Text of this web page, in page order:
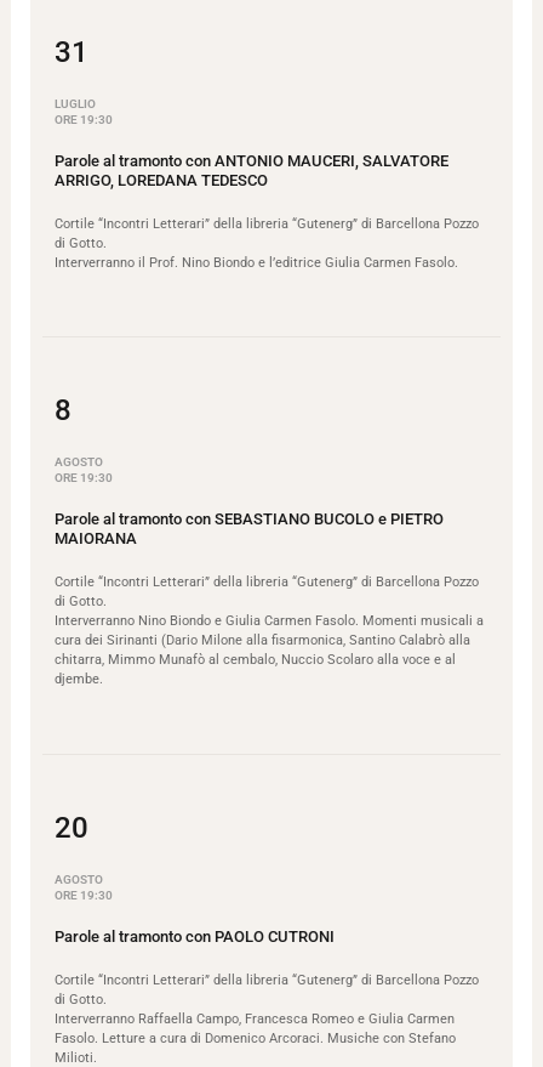
31
LUGLIO
ORE 19:30
Parole al tramonto con ANTONIO MAUCERI, SALVATORE
ARRIGO, LOREDANA TEDESCO
Cortile “Incontri Letterari” della libreria “Gutenerg” di Barcellona Pozzo
di Gotto.
Interverranno il Prof. Nino Biondo e l’editrice Giulia Carmen Fasolo.
8
AGOSTO
ORE 19:30
Parole al tramonto con SEBASTIANO BUCOLO e PIETRO
MAIORANA
Cortile “Incontri Letterari” della libreria “Gutenerg” di Barcellona Pozzo
di Gotto.
Interverranno Nino Biondo e Giulia Carmen Fasolo. Momenti musicali a
cura dei Sirinanti (Dario Milone alla fisarmonica, Santino Calabrò alla
chitarra, Mimmo Munafò al cembalo, Nuccio Scolaro alla voce e al
djembe.
20
AGOSTO
ORE 19:30
Parole al tramonto con PAOLO CUTRONI
Cortile “Incontri Letterari” della libreria “Gutenerg” di Barcellona Pozzo
di Gotto.
Interverranno Raffaella Campo, Francesca Romeo e Giulia Carmen
Fasolo. Letture a cura di Domenico Arcoraci. Musiche con Stefano
Milioti.